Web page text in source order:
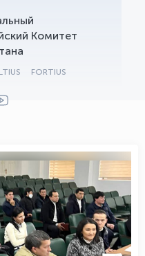
Комитет
FORTIUS